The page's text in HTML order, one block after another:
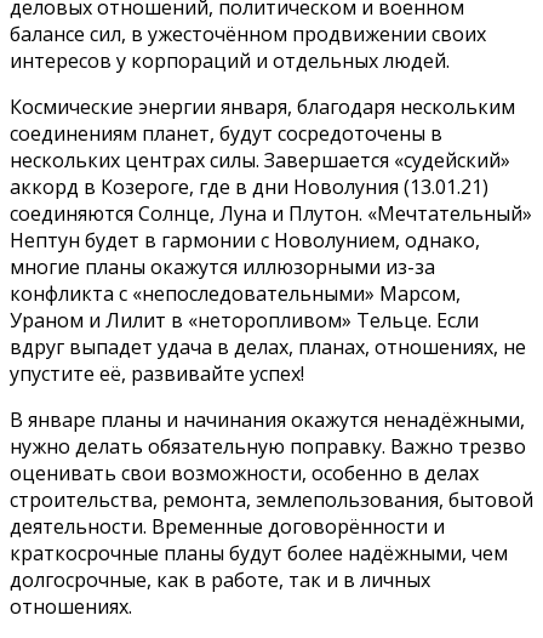
деловых отношений, политическом и военном
балансе сил, в ужесточённом продвижении своих
интересов у корпораций и отдельных людей.
Космические энергии января, благодаря нескольким
соединениям планет, будут сосредоточены в
нескольких центрах силы. Завершается «судейский»
аккорд в Козероге, где в дни Новолуния (13.01.21)
соединяются Солнце, Луна и Плутон. «Мечтательный»
Нептун будет в гармонии с Новолунием, однако,
многие планы окажутся иллюзорными из-за
конфликта с «непоследовательными» Марсом,
Ураном и Лилит в «неторопливом» Тельце. Если
вдруг выпадет удача в делах, планах, отношениях, не
упустите её, развивайте успех!
В январе планы и начинания окажутся ненадёжными,
нужно делать обязательную поправку. Важно трезво
оценивать свои возможности, особенно в делах
строительства, ремонта, землепользования, бытовой
деятельности. Временные договорённости и
краткосрочные планы будут более надёжными, чем
долгосрочные, как в работе, так и в личных
отношениях.